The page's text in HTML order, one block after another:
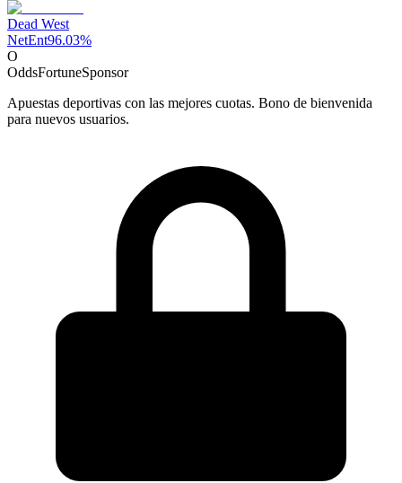
Dead West
NetEnt96.03%
O
OddsFortuneSponsor
Apuestas deportivas con las mejores cuotas. Bono de bienvenida
para nuevos usuarios.